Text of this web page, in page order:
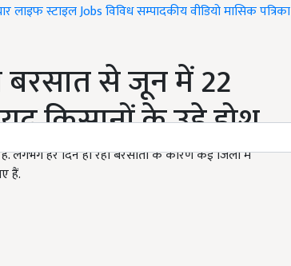
लाइफ स्टाइलJobsविविधसम्पादकीयवीडियोमासिक पत्रिका
से जून में 22
किसानों के उड़े होश
हर दिन हो रही बरसातों के कारण कई जिलों में
हैं.